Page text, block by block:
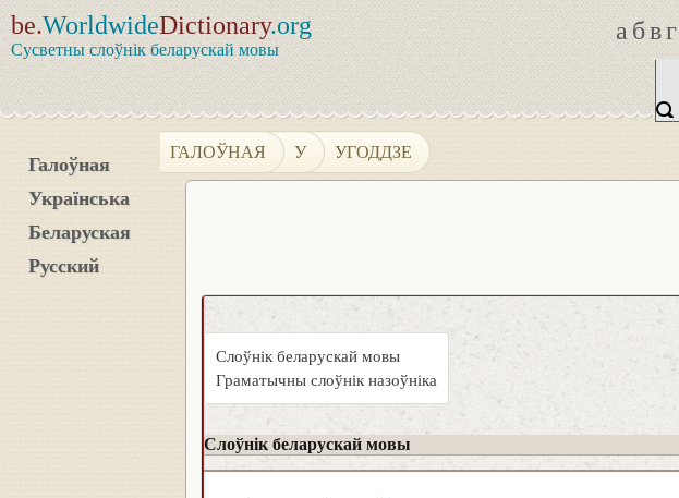
be.WorldwideDictionary.org
Сусветны слоўнік беларускай мовы
абвг
Галоўная
Українська
Беларуская
Русский
ГАЛОЎНАЯ У УГОДДЗЕ
Слоўнік беларускай мовы
Граматычны слоўнік назоўніка
Слоўнік беларускай мовы